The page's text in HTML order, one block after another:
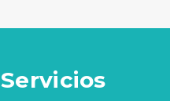
Servicios